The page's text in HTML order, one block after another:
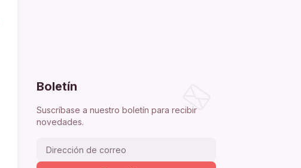
Boletín
Suscríbase a nuestro boletín para recibir
novedades.